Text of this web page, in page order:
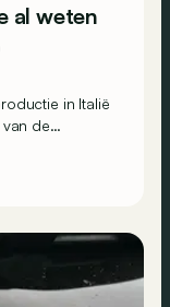
al weten
in Italië
de